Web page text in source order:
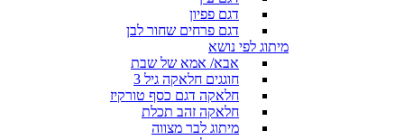
דגם פפיון
דגם פרחים שחור לבן
מיתוג לפי נושא
אבא/ אמא של שבת
חוגגים חלאקה גיל 3
חלאקה דגם כסף טורקיז
חלאקה זהב תכלת
מיתוג לבר מצווה